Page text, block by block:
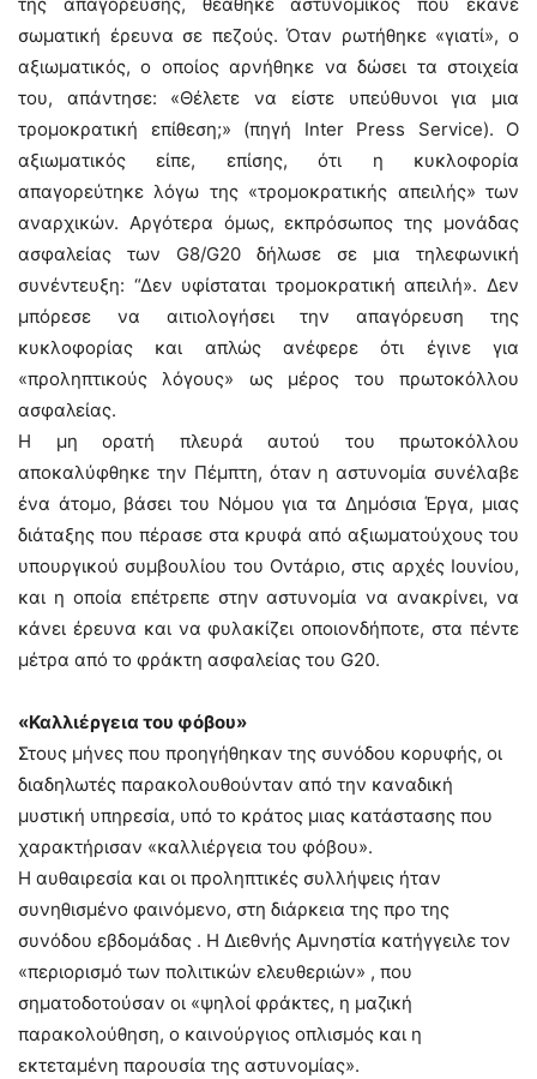
σωματική έρευνα σε πεζούς. Όταν ρωτήθηκε «γιατί», ο
αξιωματικός, ο οποίος αρνήθηκε να δώσει τα στοιχεία
του, απάντησε: «Θέλετε να είστε υπεύθυνοι για μια
τρομοκρατική επίθεση;» (πηγή Inter Press Service). Ο
αξιωματικός είπε, επίσης, ότι η κυκλοφορία
απαγορεύτηκε λόγω της «τρομοκρατικής απειλής» των
αναρχικών. Αργότερα όμως, εκπρόσωπος της μονάδας
ασφαλείας των G8/G20 δήλωσε σε μια τηλεφωνική
συνέντευξη: “Δεν υφίσταται τρομοκρατική απειλή». Δεν
μπόρεσε να αιτιολογήσει την απαγόρευση της
κυκλοφορίας και απλώς ανέφερε ότι έγινε για
«προληπτικούς λόγους» ως μέρος του πρωτοκόλλου
ασφαλείας.
Η μη ορατή πλευρά αυτού του πρωτοκόλλου
αποκαλύφθηκε την Πέμπτη, όταν η αστυνομία συνέλαβε
ένα άτομο, βάσει του Νόμου για τα Δημόσια Έργα, μιας
διάταξης που πέρασε στα κρυφά από αξιωματούχους του
υπουργικού συμβουλίου του Οντάριο, στις αρχές Ιουνίου,
και η οποία επέτρεπε στην αστυνομία να ανακρίνει, να
κάνει έρευνα και να φυλακίζει οποιονδήποτε, στα πέντε
μέτρα από το φράκτη ασφαλείας του G20.
«Καλλιέργεια του φόβου»
Στους μήνες που προηγήθηκαν της συνόδου κορυφής, οι
διαδηλωτές παρακολουθούνταν από την καναδική
μυστική υπηρεσία, υπό το κράτος μιας κατάστασης που
χαρακτήρισαν «καλλιέργεια του φόβου».
Η αυθαιρεσία και οι προληπτικές συλλήψεις ήταν
συνηθισμένο φαινόμενο, στη διάρκεια της προ της
συνόδου εβδομάδας . Η Διεθνής Αμνηστία κατήγγειλε τον
«περιορισμό των πολιτικών ελευθεριών» , που
σηματοδοτούσαν οι «ψηλοί φράκτες, η μαζική
παρακολούθηση, ο καινούργιος οπλισμός και η
εκτεταμένη παρουσία της αστυνομίας».